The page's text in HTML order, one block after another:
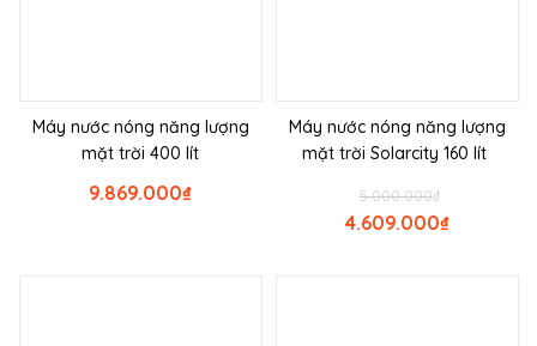
Máy nước nóng năng lượng
mặt trời 400 lít
₫
9.869.000
Máy nước nóng năng lượng
mặt trời Solarcity 160 lít
₫
5.000.000
₫
4.609.000